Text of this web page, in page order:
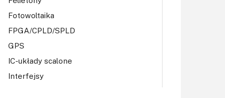
Fotowoltaika
FPGA/CPLD/SPLD
GPS
IC-układy scalone
Interfejsy